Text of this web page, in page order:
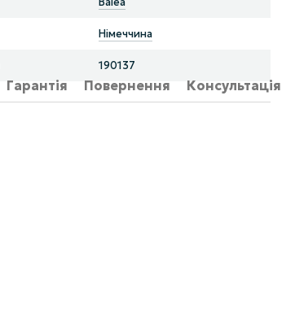
Німеччина
190137
Гарантія Повернення Консультація